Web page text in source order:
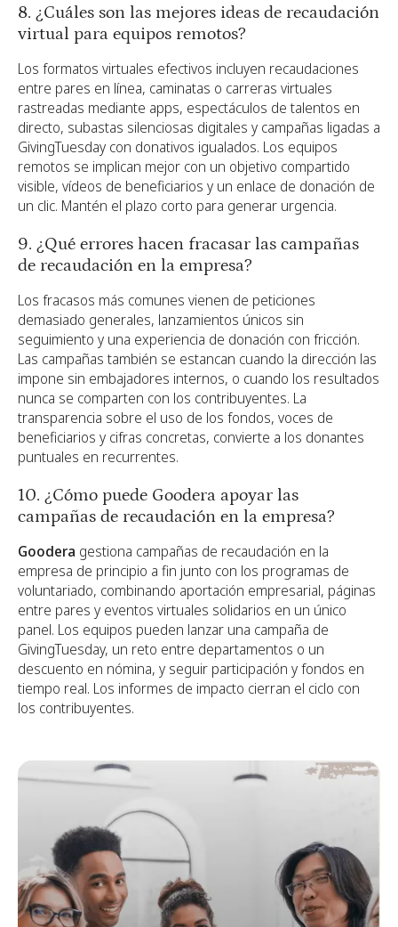
8. ¿Cuáles son las mejores ideas de recaudación
virtual para equipos remotos?
Los formatos virtuales efectivos incluyen recaudaciones
entre pares en línea, caminatas o carreras virtuales
rastreadas mediante apps, espectáculos de talentos en
directo, subastas silenciosas digitales y campañas ligadas a
GivingTuesday con donativos igualados. Los equipos
remotos se implican mejor con un objetivo compartido
visible, vídeos de beneficiarios y un enlace de donación de
un clic. Mantén el plazo corto para generar urgencia.
9. ¿Qué errores hacen fracasar las campañas
de recaudación en la empresa?
Los fracasos más comunes vienen de peticiones
demasiado generales, lanzamientos únicos sin
seguimiento y una experiencia de donación con fricción.
Las campañas también se estancan cuando la dirección las
impone sin embajadores internos, o cuando los resultados
nunca se comparten con los contribuyentes. La
transparencia sobre el uso de los fondos, voces de
beneficiarios y cifras concretas, convierte a los donantes
puntuales en recurrentes.
10. ¿Cómo puede Goodera apoyar las
campañas de recaudación en la empresa?
Goodera gestiona campañas de recaudación en la
empresa de principio a fin junto con los programas de
voluntariado, combinando aportación empresarial, páginas
entre pares y eventos virtuales solidarios en un único
panel. Los equipos pueden lanzar una campaña de
GivingTuesday, un reto entre departamentos o un
descuento en nómina, y seguir participación y fondos en
tiempo real. Los informes de impacto cierran el ciclo con
los contribuyentes.